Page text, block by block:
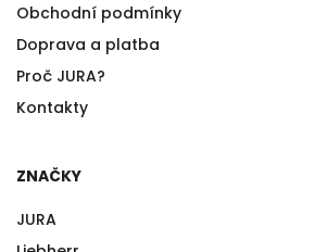
Obchodní podmínky
Doprava a platba
Proč JURA?
Kontakty
ZNAČKY
JURA